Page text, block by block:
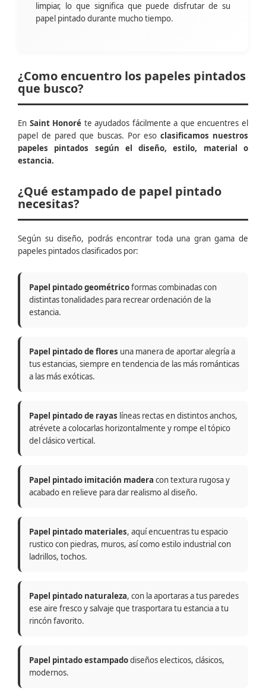
limpiar, lo que significa que puede disfrutar de su
papel pintado durante mucho tiempo.
¿Como encuentro los papeles pintados
que busco?
En Saint Honoré te ayudados fácilmente a que encuentres el
papel de pared que buscas. Por eso clasificamos nuestros
papeles pintados según el diseño, estilo, material o
estancia.
¿Qué estampado de papel pintado
necesitas?
Según su diseño, podrás encontrar toda una gran gama de
papeles pintados clasificados por:
Papel pintado geométricoformas combinadas con
distintas tonalidades para recrear ordenación de la
estancia.
Papel pintado de flores una manera de aportar alegría a
tus estancias, siempre en tendencia de las más románticas
a las más exóticas.
Papel pintado de rayas líneas rectas en distintos anchos,
atrévete a colocarlas horizontalmente y rompe el tópico
del clásico vertical.
Papel pintado imitación madera con textura rugosa y
acabado en relieve para dar realismo al diseño.
Papel pintado materiales, aquí encuentras tu espacio
rustico con piedras, muros, así como estilo industrial con
ladrillos, tochos.
Papel pintado naturaleza, con la aportaras a tus paredes
ese aire fresco y salvaje que trasportara tu estancia a tu
rincón favorito.
Papel pintado estampadodiseños electicos, clásicos,
modernos.